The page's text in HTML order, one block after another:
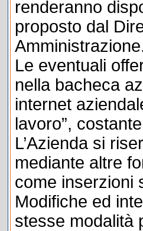
renderanno
proposto dal
Le eventuali
nella bacheca
internet
lavoro”,
L’Azienda si
mediante altre
come inserzioni
Modifiche ed
stesse modalità